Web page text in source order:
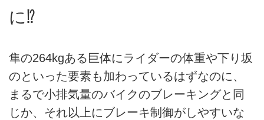
に⁉︎
隼の264kgある巨体にライダーの体重や下り坂
のといった要素も加わっているはずなのに、
まるで小排気量のバイクのブレーキングと同
じか、それ以上にブレーキ制御がしやすいな